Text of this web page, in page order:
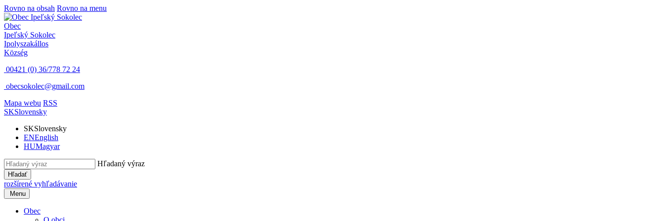
Rovno na obsah Rovno na menu
Obec
Ipeľský Sokolec
Ipolyszakállos
Község
00421 (0) 36/778 72 24
obecsokolec@gmail.com
Mapa webu RSS
SKSlovensky
SKSlovensky
ENEnglish
HUMagyar
Hľadaný výraz
Hľadať
rozšírené vyhľadávanie
Menu
Obec